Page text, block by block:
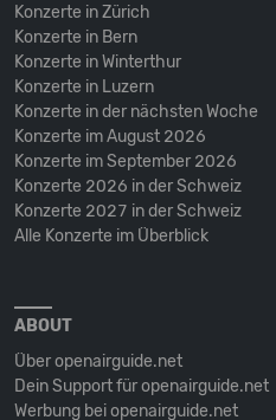
Konzerte in Zürich
Konzerte in Bern
Konzerte in Winterthur
Konzerte in Luzern
Konzerte in der nächsten Woche
Konzerte im August 2026
Konzerte im September 2026
Konzerte 2026 in der Schweiz
Konzerte 2027 in der Schweiz
Alle Konzerte im Überblick
ABOUT
Über openairguide.net
Dein Support für openairguide.net
Werbung bei openairguide.net